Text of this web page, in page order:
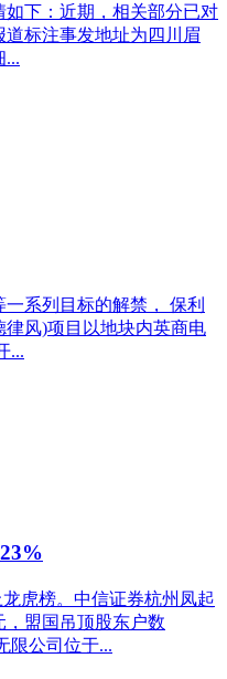
下：近期，相关部分已对
标注事发地址为四川眉
...
系列目标的解禁， 保利
风)项目以地块内英商电
...
虎榜。中信证券杭州凤起
，盟国吊顶股东户数
限公司位于...